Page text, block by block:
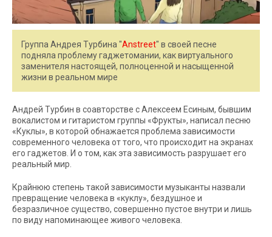
Группа Андрея Турбина "Anstreet" в своей песне
подняла проблему гаджетомании, как виртуального
заменителя настоящей, полноценной и насыщенной
жизни в реальном мире
Андрей Турбин в соавторстве с Алексеем Есиным, бывшим
вокалистом и гитаристом группы «Фрукты», написал песню
«Куклы», в которой обнажается проблема зависимости
современного человека от того, что происходит на экранах
его гаджетов. И о том, как эта зависимость разрушает его
реальный мир.
Крайнюю степень такой зависимости музыканты назвали
превращение человека в «куклу», бездушное и
безразличное существо, совершенно пустое внутри и лишь
по виду напоминающее живого человека.